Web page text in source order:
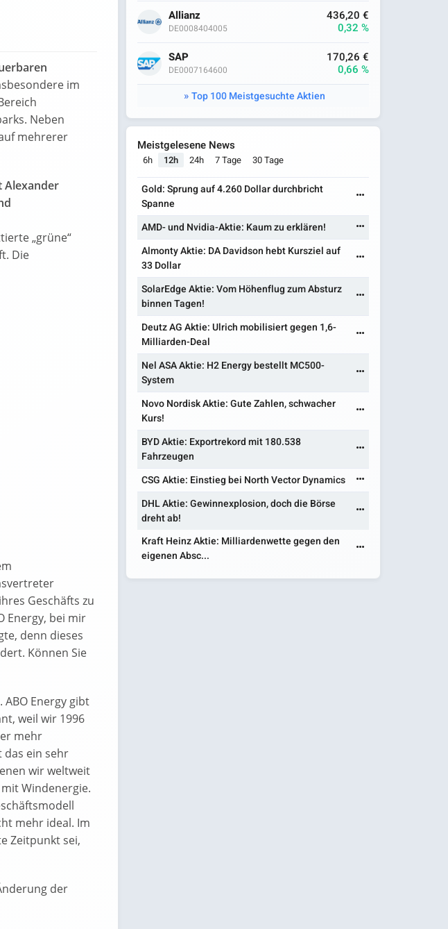
im
Neben
mehrerer
Alexander
„grüne“
Die
Geschäfts zu
Energy, bei mir
denn dieses
Können Sie
Energy gibt
weil wir 1996
mehr
das ein sehr
wir weltweit
Windenergie.
mehr ideal. Im
Zeitpunkt sei,
der
Allianz
DE0008404005
436,20 €
0,32 %
SAP
DE0007164600
170,26 €
0,66 %
Top 100 Meistgesuchte Aktien
Meistgelesene News
6h 12h 24h 7 Tage 30 Tage
Gold: Sprung auf 4.260 Dollar durchbricht
Spanne
AMD- und Nvidia-Aktie: Kaum zu erklären!
Almonty Aktie: DA Davidson hebt Kursziel auf
33 Dollar
SolarEdge Aktie: Vom Höhenflug zum Absturz
binnen Tagen!
Deutz AG Aktie: Ulrich mobilisiert gegen 1,6-
Milliarden-Deal
Nel ASA Aktie: H2 Energy bestellt MC500-
System
Novo Nordisk Aktie: Gute Zahlen, schwacher
Kurs!
BYD Aktie: Exportrekord mit 180.538
Fahrzeugen
CSG Aktie: Einstieg bei North Vector Dynamics
DHL Aktie: Gewinnexplosion, doch die Börse
dreht ab!
Kraft Heinz Aktie: Milliardenwette gegen den
eigenen Absc...